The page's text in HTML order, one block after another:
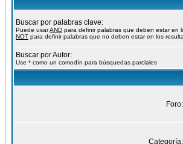
Buscar por palabras clave:
Puede usarAND para definir palabras que deben estar en
NOT para definir palabras que no deben estar en los
Buscar por Autor:
Use * como un comodín para búsquedas parciales
Foro:
Categoría: